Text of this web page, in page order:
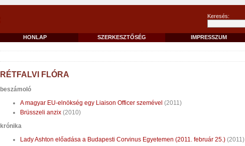
Keresés:
HONLAP SZERKESZTŐSÉG IMPRESSZUM
RÉTFALVI FLÓRA
beszámoló
A magyar EU-elnökség egy Liaison Officer szemével (2011)
Brüsszeli anzix (2010)
krónika
Lady Ashton előadása a Budapesti Corvinus Egyetemen (2011. február 25.) (2011)